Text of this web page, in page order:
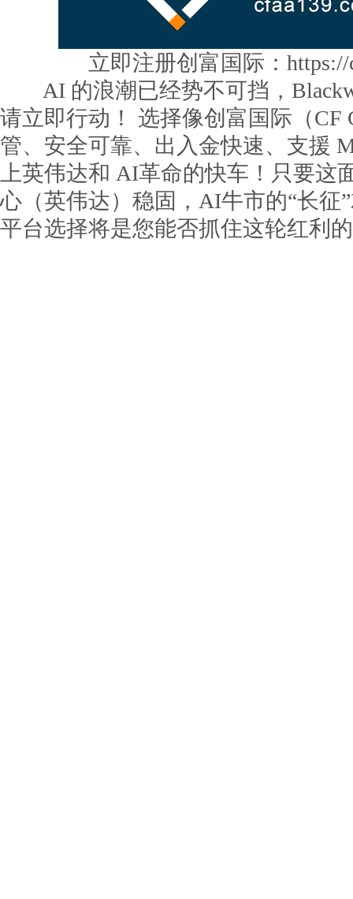
立即注册创富国际：https://
AI 的浪潮已经势不可挡，
请立即行动！ 选择像创富国际（CF
管、安全可靠、出入金快速、支援
上英伟达和 AI革命的快车！只要这
心（英伟达）稳固，AI牛市的“长征
平台选择将是您能否抓住这轮红利